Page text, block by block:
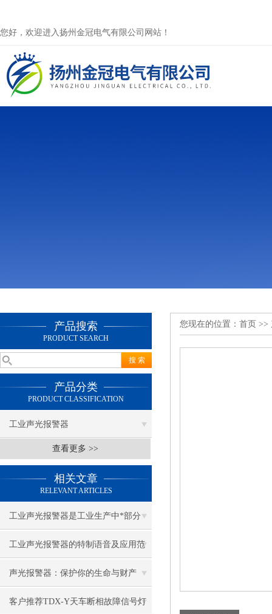
您好，欢迎进入扬州金冠电气有限公司网站！
产品搜索
PRODUCT SEARCH
产品分类
PRODUCT CLASSIFICATION
工业声光报警器
查看更多 >>
相关文章
RELEVANT ARTICLES
工业声光报警器是工业生产中*部分
工业声光报警器的特制语音及应用范
围
声光报警器：保护你的生命与财产
客户推荐TDX-Y天车断相故障信号灯
您现在的位置： 首页 >>